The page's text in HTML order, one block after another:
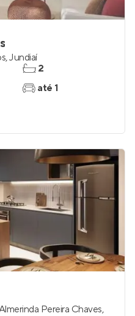
,Jundiaí
2
até 1
Pereira Chaves,